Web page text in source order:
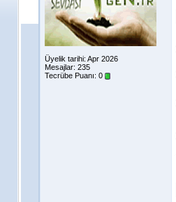
Üyelik tarihi: Apr 2026
Mesajlar: 235
Tecrübe Puanı: 0